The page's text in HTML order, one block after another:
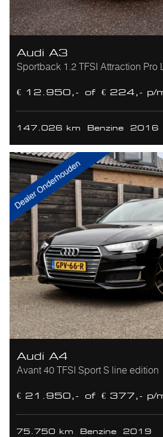
Audi A3
Sportback 1.2 TFSI Attraction Pro
€ 12.950,- of € 224,- p/
147.026 km Benzine 2016
Audi A4
Avant 40 TFSI Sport S line edition
€ 21.950,- of € 377,- p/
75.750 km Benzine 2019